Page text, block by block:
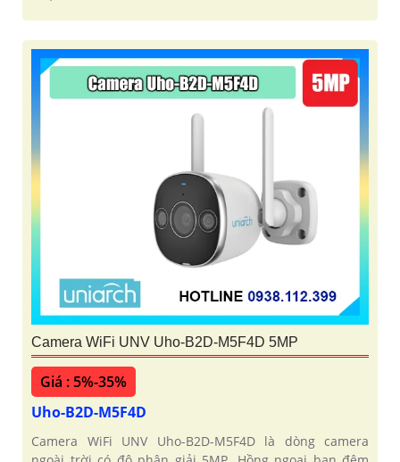
Camera WiFi UNV Uho-B2D-M5F4D 5MP
Giá : 5%-35%
Uho-B2D-M5F4D
Camera WiFi UNV Uho-B2D-M5F4D là dòng camera